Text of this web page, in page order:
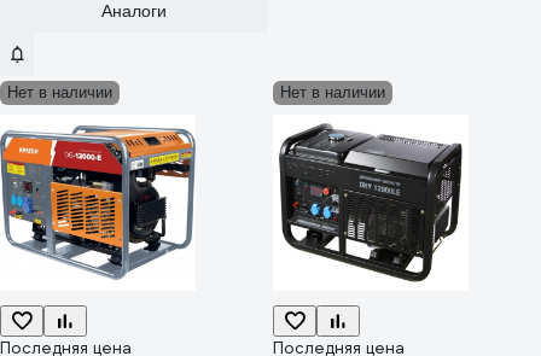
Аналоги
Нет в наличии
Последняя цена
Нет в наличии
Последняя цена